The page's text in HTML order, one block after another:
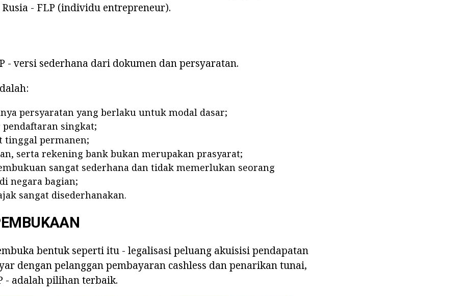
- FLP (individu entrepreneur).
- versi sederhana dari dokumen dan persyaratan.
persyaratan yang berlaku untuk modal dasar;
pendaftaran singkat;
tinggal permanen;
serta rekening bank bukan merupakan prasyarat;
sangat sederhana dan tidak memerlukan seorang
negara bagian;
sangat disederhanakan.
bentuk seperti itu - legalisasi peluang akuisisi pendapatan
dengan pelanggan pembayaran cashless dan penarikan tunai,
- adalah pilihan terbaik.